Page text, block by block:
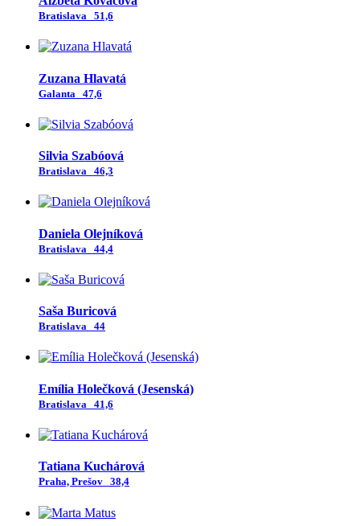
Bratislava 51,6
Zuzana Hlavatá
Galanta 47,6
Silvia Szabóová
Bratislava 46,3
Daniela Olejníková
Bratislava 44,4
Saša Buricová
Bratislava 44
Emília Holečková (Jesenská)
Bratislava 41,6
Tatiana Kuchárová
Praha, Prešov 38,4